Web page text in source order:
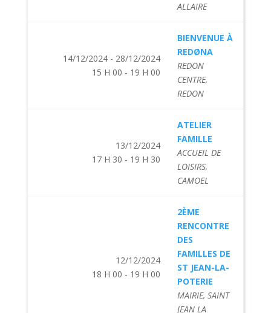
ALLAIRE
14/12/2024 - 28/12/2024
15 H 00 - 19 H 00
BIENVENUE À
REDØNA
REDON
CENTRE,
REDON
13/12/2024
17 H 30 - 19 H 30
ATELIER
FAMILLE
ACCUEIL DE
LOISIRS,
CAMOEL
12/12/2024
18 H 00 - 19 H 00
2ÈME
RENCONTRE
DES
FAMILLES DE
ST JEAN-LA-
POTERIE
MAIRIE, SAINT
JEAN LA